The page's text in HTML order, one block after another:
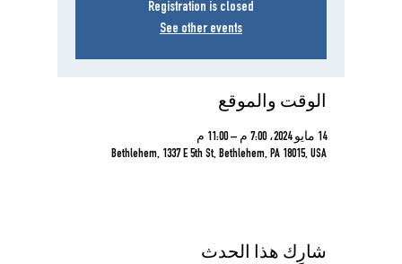
Registration is closed
See other events
الوقت والموقع
14 مايو 2024، 7:00 م – 11:00 م
Bethlehem, 1337 E 5th St, Bethlehem, PA 18015, USA
شارِك هذا الحدث